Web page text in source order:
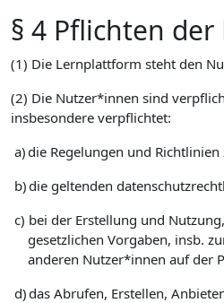
§ 4 Pflichten
(1) Die Lernplattform steht den
(2) Die Nutzer*innen sind
insbesondere verpflichtet:
a)die Regelungen und
b)die geltenden
c) bei der Erstellung und
gesetzlichen Vorgaben, insb.
anderen Nutzer*innen auf der
d)das Abrufen, Erstellen,